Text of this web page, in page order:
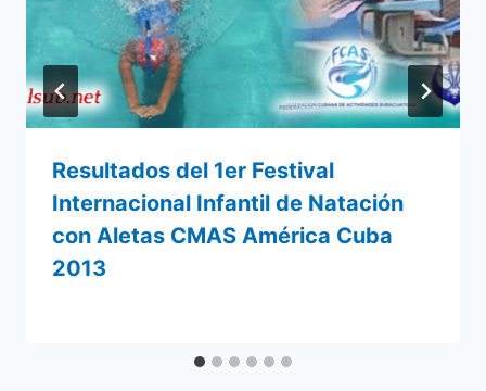
Resultados del 1er Festival
Internacional Infantil de Natación
con Aletas CMAS América Cuba
2013